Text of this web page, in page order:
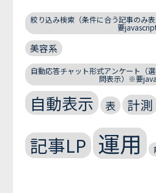
絞り込み検索（条件に合う記事のみ
要
美容系
自動応答チャット形式アンケート（
問表示）※要
自動表示 表 計測
記事LP 運用